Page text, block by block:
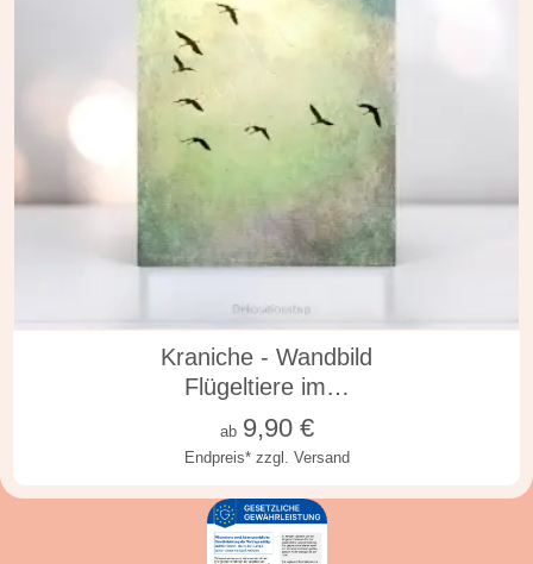
in vielen Varianten
Kraniche - Wandbild
Flügeltiere im…
Endpreis* zzgl. Versand
ab 9,90€